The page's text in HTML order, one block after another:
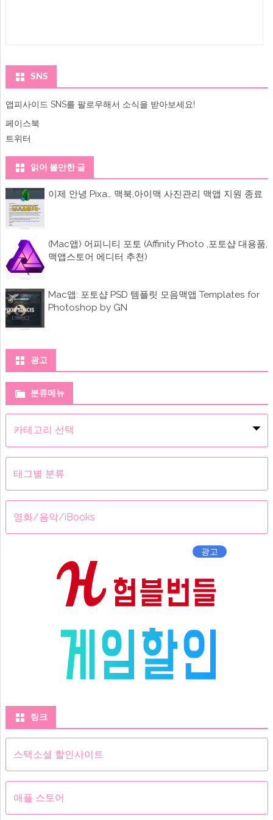
SNS
앱피사이드 SNS를 팔로우해서 소식을 받아보세요!
페이스북
트위터
읽어 볼만한 글
이제 안녕 Pixa… 맥북,아이맥 사진관리 맥앱 지원 종료
(Mac앱) 어피니티 포토 (Affinity Photo ,포토샵 대용품,
맥앱스토어 에디터 추천)
Mac앱: 포토샵 PSD 템플릿 모음맥앱 Templates for
Photoshop by GN
광고
분류메뉴
분
류
메
뉴
태그별 분류
영화/음악/iBooks
광고
링크
스택소셜 할인사이트
애플 스토어